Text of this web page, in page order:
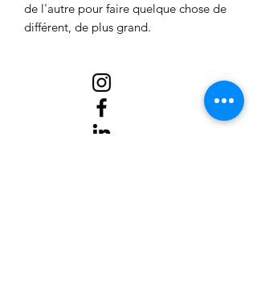
de l'autre pour faire quelque chose de
différent, de plus grand.